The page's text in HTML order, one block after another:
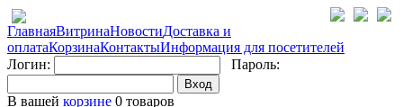
ГлавнаяВитринаНовостиДоставка и
оплатаКорзинаКонтактыИнформация для посетителей
Логин:
Пароль:
Вход
В вашей корзине 0 товаров